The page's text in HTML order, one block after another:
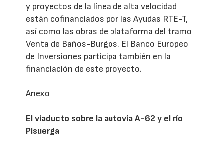
y proyectos de la línea de alta velocidad
están cofinanciados por las Ayudas RTE-T,
así como las obras de plataforma del tramo
Venta de Baños-Burgos. El Banco Europeo
de Inversiones participa también en la
financiación de este proyecto.
Anexo
El viaducto sobre la autovía A-62 y el río
Pisuerga